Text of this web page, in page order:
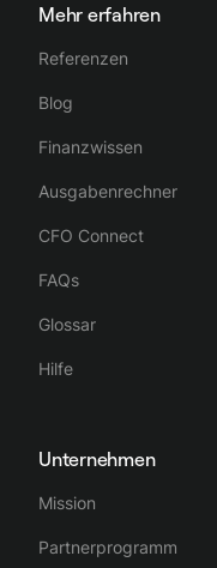
Mehr erfahren
Referenzen
Blog
Finanzwissen
Ausgabenrechner
CFO Connect
FAQs
Glossar
Hilfe
Unternehmen
Mission
Partnerprogramm